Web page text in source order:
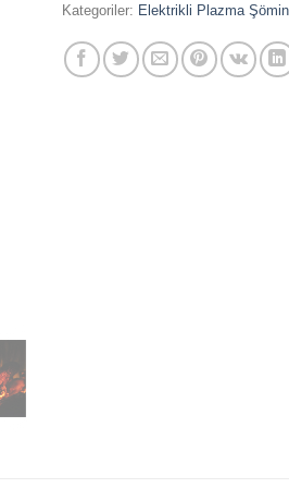
Kategoriler: Elektrikli Plazma